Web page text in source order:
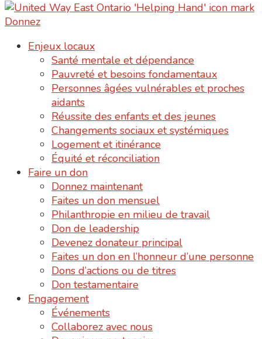
Donnez
Enjeux locaux
Santé mentale et dépendance
Pauvreté et besoins fondamentaux
Personnes âgées vulnérables et proches
aidants
Réussite des enfants et des jeunes
Changements sociaux et systémiques
Logement et itinérance
Équité et réconciliation
Faire un don
Donnez maintenant
Faites un don mensuel
Philanthropie en milieu de travail
Don de leadership
Devenez donateur principal
Faites un don en l’honneur d’une personne
Dons d’actions ou de titres
Don testamentaire
Engagement
Événements
Collaborez avec nous